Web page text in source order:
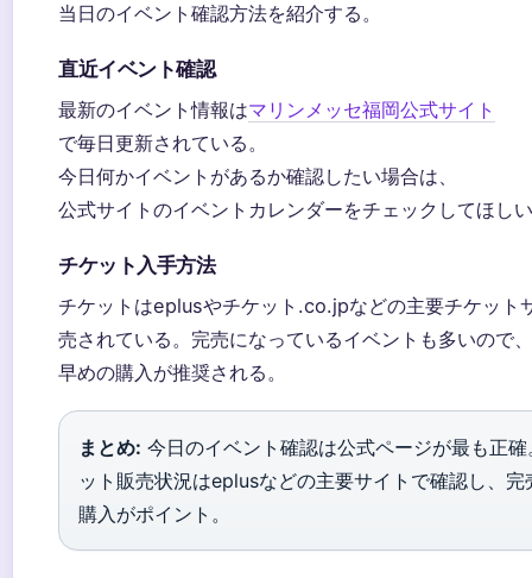
当日のイベント確認方法を紹介する。
直近イベント確認
最新のイベント情報はマリンメッセ福岡公式サイト
で毎日更新されている。
今日何かイベントがあるか確認したい場合は、
公式サイトのイベントカレンダーをチェックしてほし
チケット入手方法
チケットはeplusやチケット.co.jpなどの主要チケット
売されている。完売になっているイベントも多いので、
早めの購入が推奨される。
まとめ: 今日のイベント確認は公式ページが最も正
ット販売状況はeplusなどの主要サイトで確認し、完
購入がポイント。